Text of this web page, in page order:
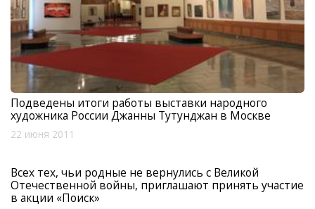
Подведены итоги работы выставки народного
художника России Джанны Тутунджан в Москве
22 июня 2011
Всех тех, чьи родные не вернулись с Великой
Отечественной войны, приглашают принять участие
в акции «Поиск»